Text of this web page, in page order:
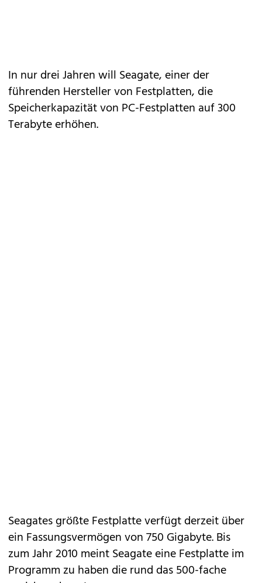
In nur drei Jahren will Seagate, einer der
führenden Hersteller von Festplatten, die
Speicherkapazität von PC-Festplatten auf 300
Terabyte erhöhen.
Seagates größte Festplatte verfügt derzeit über
ein Fassungsvermögen von 750 Gigabyte. Bis
zum Jahr 2010 meint Seagate eine Festplatte im
Programm zu haben die rund das 500-fache